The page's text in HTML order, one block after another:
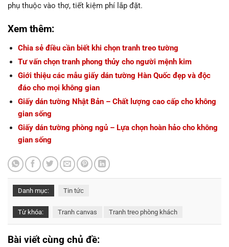
phụ thuộc vào thợ, tiết kiệm phí lắp đặt.
Xem thêm:
Chia sẻ điều cần biết khi chọn tranh treo tường
Tư vấn chọn tranh phong thủy cho người mệnh kim
Giới thiệu các mẫu giấy dán tường Hàn Quốc đẹp và độc
đáo cho mọi không gian
Giấy dán tường Nhật Bản – Chất lượng cao cấp cho không
gian sống
Giấy dán tường phòng ngủ – Lựa chọn hoàn hảo cho không
gian sống
Danh mục: Tin tức
Từ khóa: Tranh canvas Tranh treo phòng khách
Bài viết cùng chủ đề: